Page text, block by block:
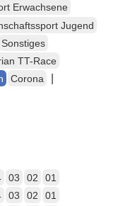
Erwachsene
Jugend
Sonstiges
TT-Race
Corona
03 02 01
03 02 01